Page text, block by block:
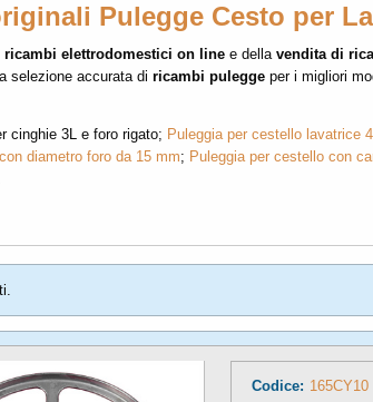
Pulegge Cesto per
ricambi elettrodomestici on line e della vendita di
selezione accurata di ricambi pulegge per i migliori
cinghie 3L e foro rigato; Puleggia per cestello lavatrice
diametro foro da 15 mm; Puleggia per cestello con
Codice: 165CY10